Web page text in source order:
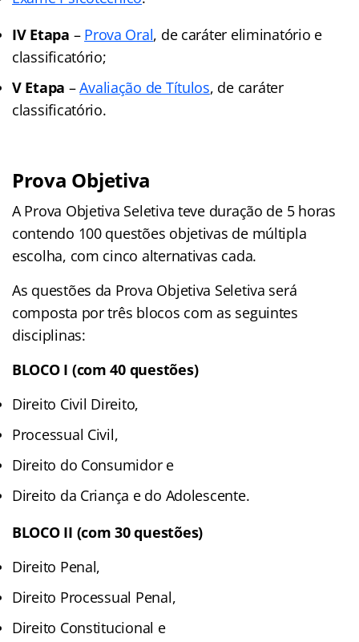
IV Etapa – Prova Oral, de caráter eliminatório e
classificatório;
V Etapa –Avaliação de Títulos, de caráter
classificatório.
Prova Objetiva
A Prova Objetiva Seletiva teve duração de 5 horas
contendo 100 questões objetivas de múltipla
escolha, com cinco alternativas cada.
As questões da Prova Objetiva Seletiva será
composta por três blocos com as seguintes
disciplinas:
BLOCO I (com 40 questões)
Direito Civil Direito,
Processual Civil,
Direito do Consumidor e
Direito da Criança e do Adolescente.
BLOCO II (com 30 questões)
Direito Penal,
Direito Processual Penal,
Direito Constitucional e